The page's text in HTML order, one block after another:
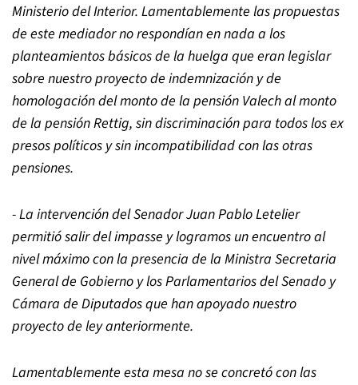
Ministerio del Interior. Lamentablemente las propuestas
de este mediador no respondían en nada a los
planteamientos básicos de la huelga que eran legislar
sobre nuestro proyecto de indemnización y de
homologación del monto de la pensión Valech al monto
de la pensión Rettig, sin discriminación para todos los ex
presos políticos y sin incompatibilidad con las otras
pensiones.
- La intervención del Senador Juan Pablo Letelier
permitió salir del impasse y logramos un encuentro al
nivel máximo con la presencia de la Ministra Secretaria
General de Gobierno y los Parlamentarios del Senado y
Cámara de Diputados que han apoyado nuestro
proyecto de ley anteriormente.
Lamentablemente esta mesa no se concretó con las